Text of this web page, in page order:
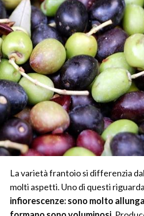
La varietà frantoio si differenzia
molti aspetti. Uno di questi
infiorescenze: sono molto